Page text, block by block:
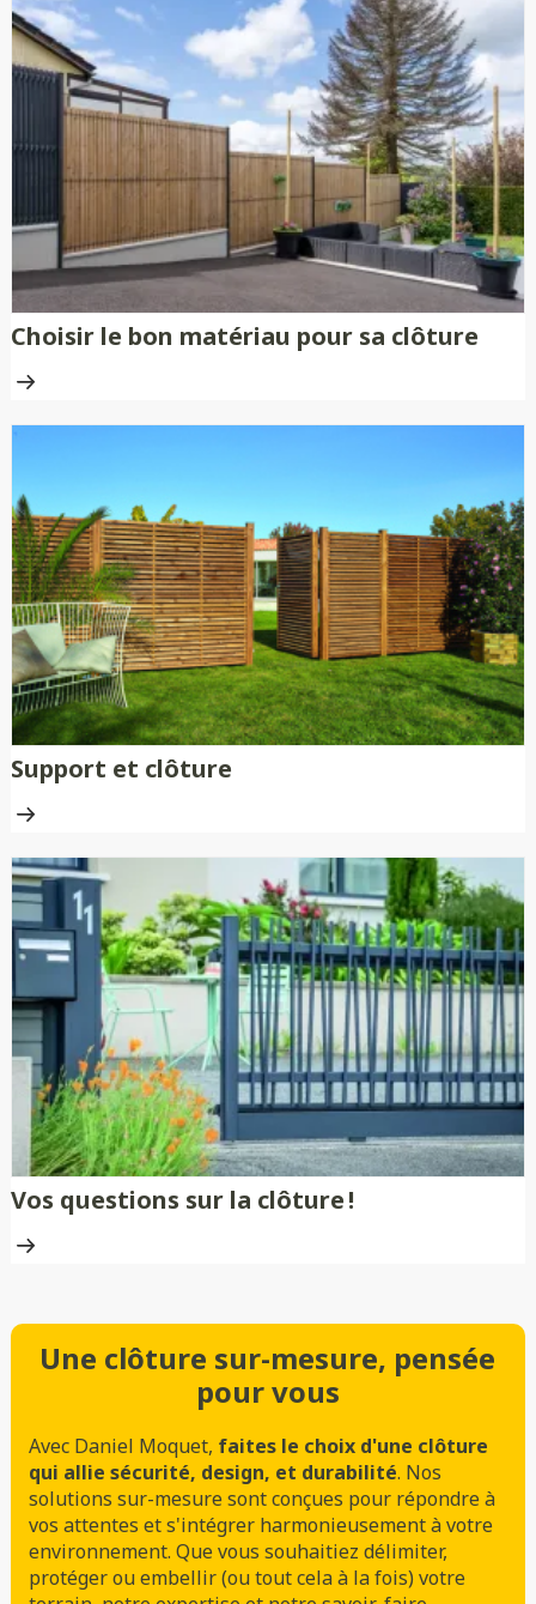
Choisir le bon matériau pour sa clôture
Support et clôture
Vos questions sur la clôture !
Une clôture sur-mesure, pensée
pour vous
Avec Daniel Moquet, faites le choix d'une clôture
qui allie sécurité, design, et durabilité. Nos
solutions sur-mesure sont conçues pour répondre à
vos attentes et s'intégrer harmonieusement à votre
environnement. Que vous souhaitiez délimiter,
protéger ou embellir (ou tout cela à la fois) votre